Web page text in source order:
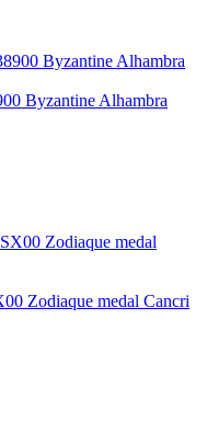
Byzantine Alhambra
Zodiaque medal Cancri